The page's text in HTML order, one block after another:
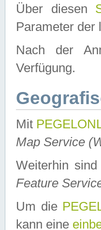
Über diesen
Parameter der
Nach der
Verfügung.
Mit
Map Service
Weiterhin
Feature
Um die
kann eine